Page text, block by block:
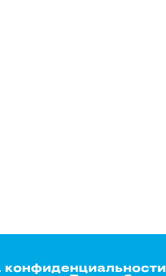
конфиденциальности